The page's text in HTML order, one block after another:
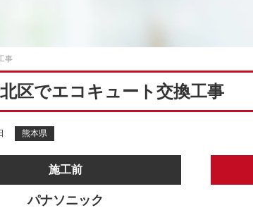
事
区でエコキュート交換工事
熊本県
施工前
パナソニック